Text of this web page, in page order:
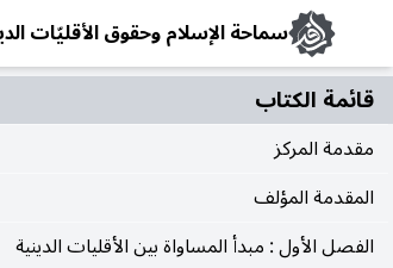
سماحة الإسلام وحقوق الأقليّات
قائمة الکتاب
مقدمة المركز
المقدمة المؤلف
الفصل الأول : مبدأ المساواة بين الأقليات الدينية